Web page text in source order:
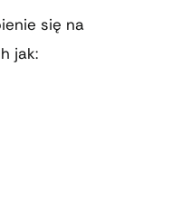
się na
jak: